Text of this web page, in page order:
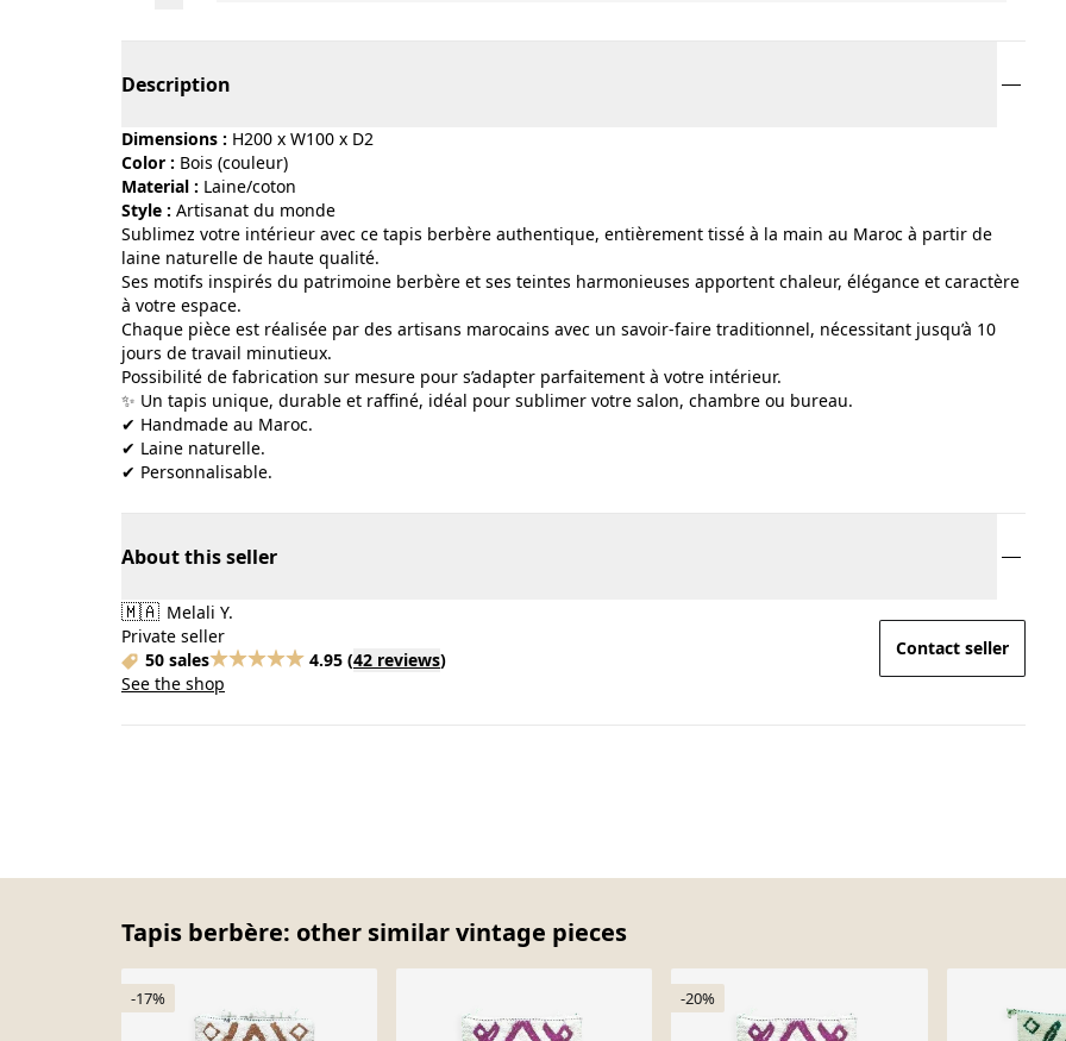
Description
Dimensions : H200 x W100 x D2
Color :
bois (couleur)
Material :
laine/coton
Style :
artisanat du monde
Sublimez votre intérieur avec ce tapis berbère authentique, entièrement tissé à la main au Maroc à partir de
laine naturelle de haute qualité.
Ses motifs inspirés du patrimoine berbère et ses teintes harmonieuses apportent chaleur, élégance et caractère
à votre espace.
Chaque pièce est réalisée par des artisans marocains avec un savoir-faire traditionnel, nécessitant jusqu’à 10
jours de travail minutieux.
Possibilité de fabrication sur mesure pour s’adapter parfaitement à votre intérieur.
✨ Un tapis unique, durable et raffiné, idéal pour sublimer votre salon, chambre ou bureau.
✔ Handmade au Maroc.
✔ Laine naturelle.
✔ Personnalisable.
About this seller
🇲🇦 Melali Y.
Private seller
50 sales
4.95 (42 reviews)
See the shop
Contact seller
Tapis berbère: other similar vintage pieces
-17% -20%